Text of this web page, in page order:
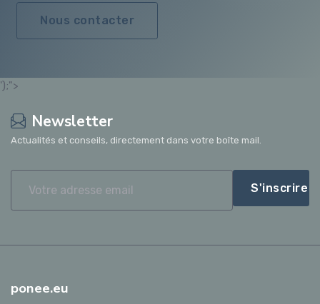
Nous contacter
');">
Newsletter
Actualités et conseils, directement dans votre boîte mail.
S'inscrire
ponee.eu